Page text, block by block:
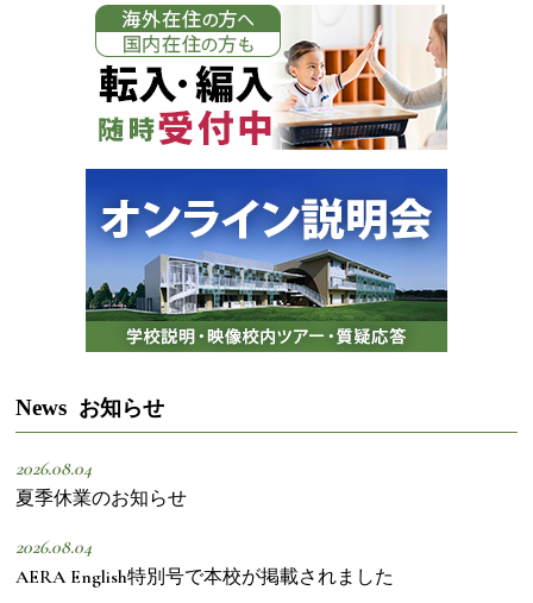
News お知らせ
2026.08.04
夏季休業のお知らせ
2026.08.04
AERA English特別号で本校が掲載されました